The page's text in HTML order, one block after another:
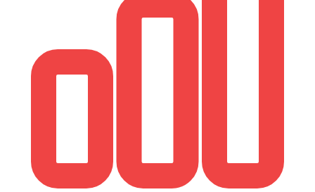
Blog
🇪🇸 ES
🇫🇷 FR